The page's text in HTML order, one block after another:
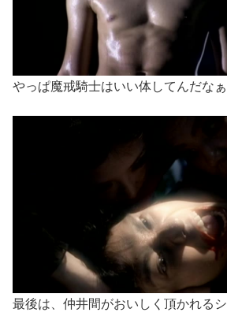
やっぱ魔戒騎士はいい体してんだなぁ
最後は、仲井間がおいしく頂かれる